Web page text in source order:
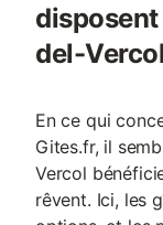
del-
En ce qui
Gites.fr, il
Vercol
rêvent. Ici, les